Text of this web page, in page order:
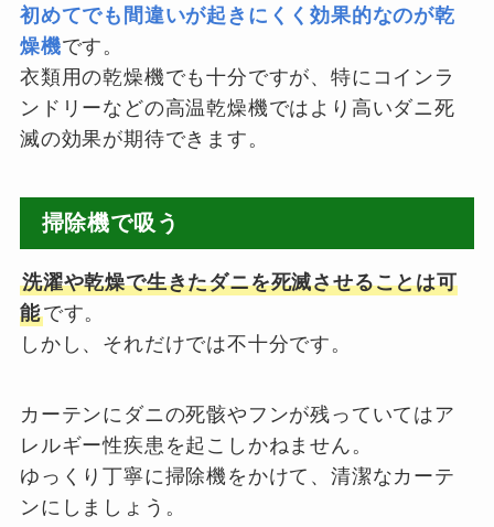
初めてでも間違いが起きにくく効果的なのが乾
燥機です。
衣類用の乾燥機でも十分ですが、特にコインラ
ンドリーなどの高温乾燥機ではより高いダニ死
滅の効果が期待できます。
掃除機で吸う
洗濯や乾燥で生きたダニを死滅させることは可
能です。
しかし、それだけでは不十分です。
カーテンにダニの死骸やフンが残っていてはア
レルギー性疾患を起こしかねません。
ゆっくり丁寧に掃除機をかけて、清潔なカーテ
ンにしましょう。